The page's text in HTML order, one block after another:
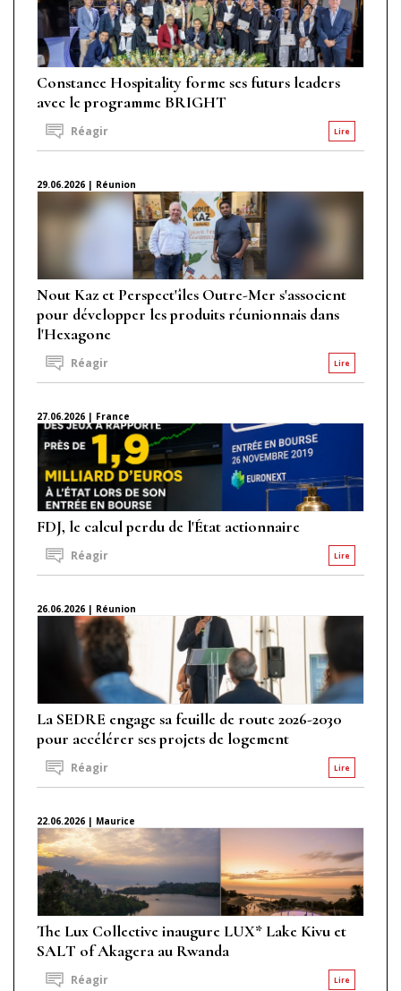
Constance Hospitality forme ses futurs leaders
avec le programme BRIGHT
Lire
Réagir
29.06.2026 | Réunion
Nout Kaz et Perspect'îles Outre-Mer s'associent
pour développer les produits réunionnais dans
l'Hexagone
Lire
Réagir
27.06.2026 | France
FDJ, le calcul perdu de l'État actionnaire
Lire
Réagir
26.06.2026 | Réunion
La SEDRE engage sa feuille de route 2026-2030
pour accélérer ses projets de logement
Lire
Réagir
22.06.2026 | Maurice
The Lux Collective inaugure LUX* Lake Kivu et
SALT of Akagera au Rwanda
Lire
Réagir